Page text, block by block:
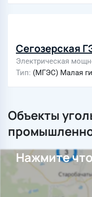
Сегозерская
Электрическая
Тип (МГЭС) Малая
Объекты
Нажмите